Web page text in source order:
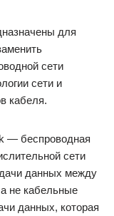
для
сети
сети и
кабеля.
— беспроводная
сети
данных между
не кабельные
данных, которая